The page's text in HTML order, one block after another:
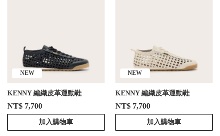
NEW
KENNY 編織皮革運動鞋
NT$ 7,700
加入購物車
NEW
KENNY 編織皮革運動鞋
NT$ 7,700
加入購物車